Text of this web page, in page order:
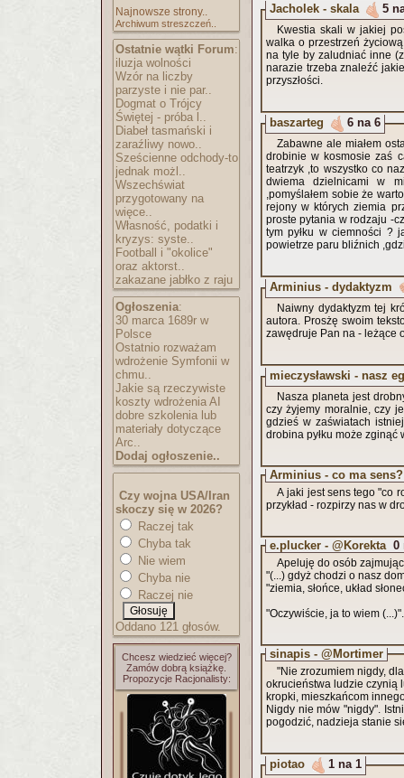
Najnowsze strony..
Archiwum streszczeń..
Ostatnie wątki Forum:
iluzja wolności
Wzór na liczby
parzyste i nie par..
Dogmat o Trójcy
Świętej - próba l..
Diabeł tasmański i
zaraźliwy nowo..
Sześcienne odchody-to
jednak możl..
Wszechświat
przygotowany na
więce..
Własność, podatki i
kryzys: syste..
Football i "okolice"
oraz aktorst..
zakazane jabłko z raju
Ogłoszenia:
30 marca 1689r w
Polsce
Ostatnio rozważam
wdrożenie Symfonii w
chmu..
Jakie są rzeczywiste
koszty wdrożenia AI
dobre szkolenia lub
materiały dotyczące
Arc..
Dodaj ogłoszenie..
Czy wojna USA/Iran
skoczy się w 2026?
Raczej tak
Chyba tak
Nie wiem
Chyba nie
Raczej nie
Oddano 121 głosów.
Chcesz wiedzieć więcej?
Zamów dobrą książkę.
Propozycje Racjonalisty:
Jacholek - skala 5
Kwestia skali w jakiej
walka o przestrzeń
na tyle by zaludniać inne
narazie trzeba znaleźć
przyszłości.
baszarteg 6 na 6
Zabawne ale miałem
drobinie w kosmosie zaś
teatrzyk ,to wszystko co
dwiema dzielnicami w
,pomyślałem sobie że
rejony w których ziemia
proste pytania w rodzaju -
tym pyłku w ciemności ?
powietrze paru bliźnich
Arminius - dydaktyzm
Naiwny dydaktyzm tej
autora. Prosżę swoim
zawędruje Pan na - leżące
mieczysławski - nasz
Nasza planeta jest
czy żyjemy moralnie, czy
gdzieś w zaświatach
drobina pyłku może zginąć
Arminius - co ma sens?
A jaki jest sens tego "co robiliśmy" w świetle nieuchronnej (bo kiedyś
przykład - rozpirzy nas w
e.plucker - @Korekta 0
"(...) gdyż chodzi o nasz
"ziemia, słońce, układ
"Oczywiście, ja to wiem
sinapis - @Mortimer
"Nie zrozumiem nigdy,
okrucieństwa ludzie czynią
kropki, mieszkańcom
Nigdy nie mów "nigdy".
pogodzić, nadzieja stanie
piotao 1 na 1